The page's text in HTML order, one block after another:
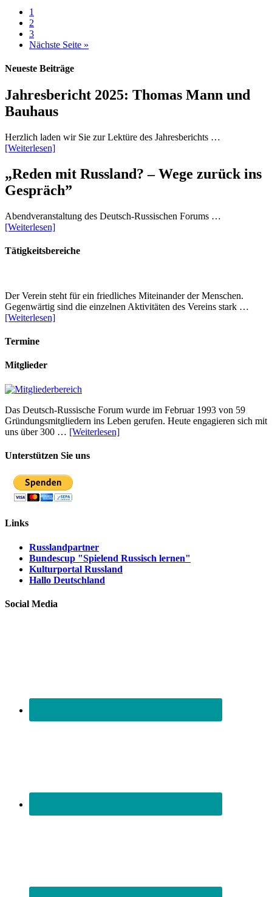
1
2
3
Nächste Seite »
Neueste Beiträge
Jahresbericht 2025: Thomas Mann und
Bauhaus
Herzlich laden wir Sie zur Lektüre des Jahresberichts …
[Weiterlesen]
„Reden mit Russland? – Wege zurück ins
Gespräch”
Abendveranstaltung des Deutsch-Russischen Forums …
[Weiterlesen]
Tätigkeitsbereiche
Der Verein steht für ein friedliches Miteinander der Menschen.
Gegenwärtig sind die einzelnen Aktivitäten des Vereins stark …
[Weiterlesen]
Termine
Mitglieder
Das Deutsch-Russische Forum wurde im Februar 1993 von 59
Gründungsmitgliedern ins Leben gerufen. Heute engagieren sich mit
uns über 300 … [Weiterlesen]
Unterstützen Sie uns
Links
Russlandpartner
Bundescup "Spielend Russisch lernen"
Kulturportal Russland
Hallo Deutschland
Social Media